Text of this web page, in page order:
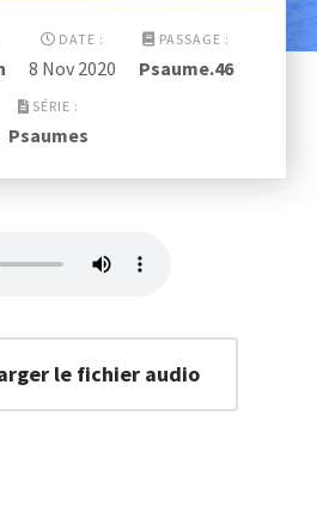
DATE :
8 Nov 2020
PASSAGE :
Psaume.46
SÉRIE :
Psaumes
le fichier audio